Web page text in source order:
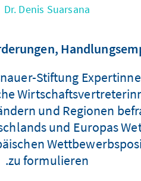
Dr. Denis Suarsana
Stiftung
und Regionen
und Europas
zu formulieren.